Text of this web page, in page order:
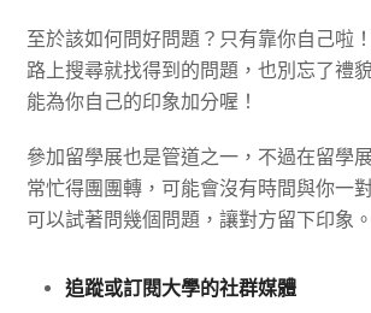
至於該如何問好問題？只有靠你自己啦
路上搜尋就找得到的問題，也別忘了禮
能為你自己的印象加分喔！
參加留學展也是管道之一，不過在留學
常忙得團團轉，可能會沒有時間與你一
可以試著問幾個問題，讓對方留下印象。
追蹤或訂閱大學的社群媒體